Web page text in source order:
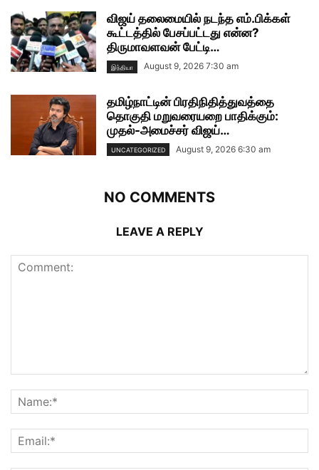
விஜய் தலைமையில் நடந்த எம்.பிக்கள்
கூட்டத்தில் பேசப்பட்டது என்ன?
திருமாவளவன் பேட்டி…
இந்தியா August 9, 2026 7:30 am
தமிழ்நாட்டின் பிரதிநிதித்துவத்தை
தொகுதி மறுவரையறை பாதிக்கும்:
முதல்-அமைச்சர் விஜய்…
UNCATEGORIZED August 9, 2026 6:30 am
NO COMMENTS
LEAVE A REPLY